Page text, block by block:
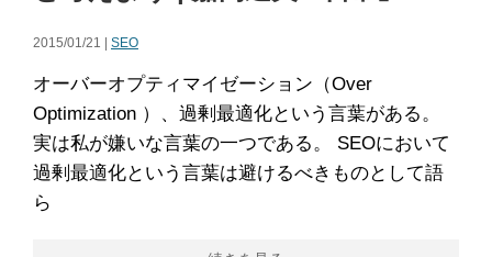
2015/01/21 | SEO
オーバーオプティマイゼーション（Over
Optimization ）、過剰最適化という言葉がある。
実は私が嫌いな言葉の一つである。 SEOにおいて
過剰最適化という言葉は避けるべきものとして語
ら